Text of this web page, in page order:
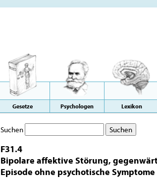
Gesetze Psychologen Lexikon
Suchen
F31.4
Bipolare affektive Störung,
Episode ohne psychotische Symptome